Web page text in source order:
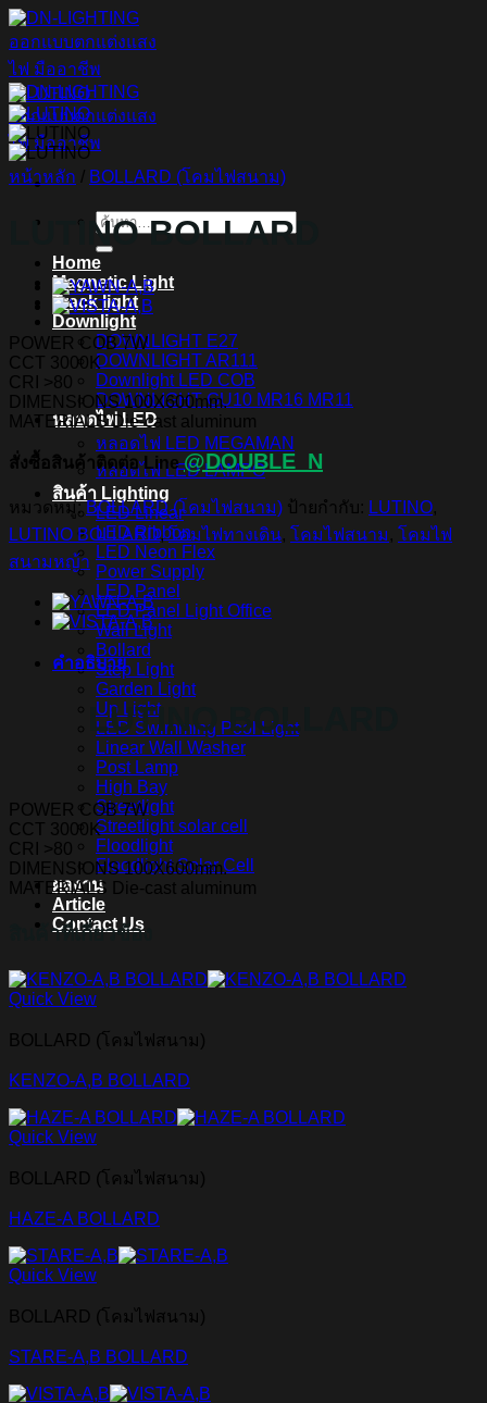
ข้าม
ไป
ยัง
เนื้อหา
ค้นหา:
Home
Magnetic Light
Track light
Downlight
DOWNLIGHT E27
DOWNLIGHT AR111
Downlight LED COB
DOWNLIGHT GU10 MR16 MR11
หลอดไฟ LED
หลอดไฟ LED MEGAMAN
หลอดไฟ LED LAMPO
สินค้า Lighting
LED Linear
LED Ribbon
LED Neon Flex
Power Supply
LED Panel
LED Panel Light Office
Wall Light
Bollard
Step Light
Garden Light
Up Light
LED Swimming Pool Light
Linear Wall Washer
Post Lamp
High Bay
Streetlight
Streetlight solar cell
Floodlight
Floodlight Solar Cell
ผลงาน
Article
Contact Us
หน้าหลัก / BOLLARD (โคมไฟสนาม)
LUTINO BOLLARD
POWER COB 7W
CCT 3000K
CRI >80
DIMENSIONS 100X600mm.
MATERIALS Die-cast aluminum
สั่งซื้อสินค้าติดต่อ Line @DOUBLE_N
หมวดหมู่:BOLLARD (โคมไฟสนาม) ป้ายกำกับ: LUTINO,
LUTINO BOLLARD,โคมไฟทางเดิน, โคมไฟสนาม , โคมไฟ
สนามหญ้า
คำอธิบาย
LUTINO BOLLARD
POWER COB 7W
CCT 3000K
CRI >80
DIMENSIONS 100X600mm.
MATERIALS Die-cast aluminum
สินค้าที่เกี่ยวข้อง
Quick View
BOLLARD (โคมไฟสนาม)
KENZO-A,B BOLLARD
Quick View
BOLLARD (โคมไฟสนาม)
HAZE-A BOLLARD
Quick View
BOLLARD (โคมไฟสนาม)
STARE-A,B BOLLARD